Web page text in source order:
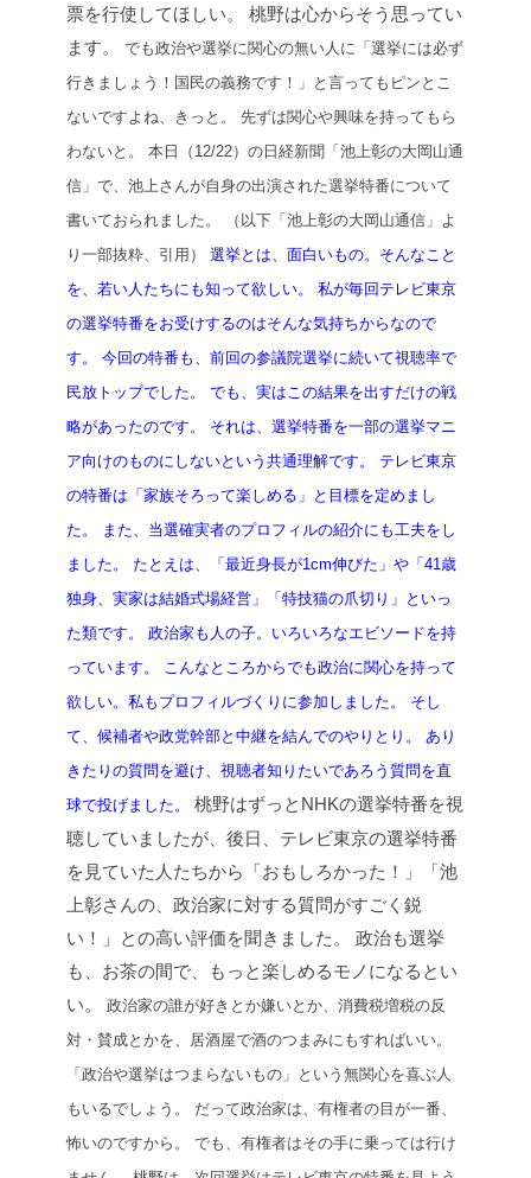
票を行使してほしい。
桃野は心からそう思ってい
ます。
でも政治や選挙に関心の無い人に「選挙には必ず
行きましょう！国民の義務です！」と言ってもピンとこ
ないですよね、きっと。
先ずは関心や興味を持ってもら
わないと。
本日（12/22）の日経新聞「池上彰の大岡山通
信」で、池上さんが自身の出演された選挙特番について
書いておられました。
（以下「池上彰の大岡山通信」よ
り一部抜粋、引用）
選挙とは、面白いもの。そんなこと
を、若い人たちにも知って欲しい。
私が毎回テレビ東京
の選挙特番をお受けするのはそんな気持ちからなので
す。
今回の特番も、前回の参議院選挙に続いて視聴率で
民放トップでした。
でも、実はこの結果を出すだけの戦
略があったのです。
それは、選挙特番を一部の選挙マニ
ア向けのものにしないという共通理解です。
テレビ東京
の特番は「家族そろって楽しめる」と目標を定めまし
た。
また、当選確実者のプロフィルの紹介にも工夫をし
ました。
たとえは、「最近身長が1cm伸びた」や「41歳
独身、実家は結婚式場経営」「特技猫の爪切り」といっ
た類です。
政治家も人の子。いろいろなエビソードを持
っています。
こんなところからでも政治に関心を持って
欲しい。私もプロフィルづくりに参加しました。
そし
て、候補者や政党幹部と中継を結んでのやりとり。
あり
きたりの質問を避け、視聴者知りたいであろう質問を直
球で投げました。
桃野はずっとNHKの選挙特番を視
聴していましたが、後日、テレビ東京の選挙特番
を見ていた人たちから「おもしろかった！」「池
上彰さんの、政治家に対する質問がすごく鋭
い！」との高い評価を聞きました。
政治も選挙
も、お茶の間で、もっと楽しめるモノになるとい
い。
政治家の誰が好きとか嫌いとか、消費税増税の反
対・賛成とかを、居酒屋で酒のつまみにもすればいい。
「政治や選挙はつまらないもの」という無関心を喜ぶ人
もいるでしょう。
だって政治家は、有権者の目が一番、
怖いのですから。
でも、有権者はその手に乗っては行け